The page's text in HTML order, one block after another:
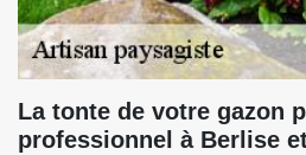
La tonte de votre gazon
professionnel à Berlise